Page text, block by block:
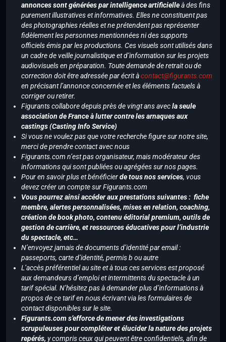
annonces sont générées par intelligence artificielleà des fins
purement illustratives et informatives. Elles ne constituent pas
des photographies réelles et ne prétendent pas représenter
fidèlement les personnes mentionnées ni des supports
officiels émis par les productions. Ces visuels sont utilisés dans
un cadre de veille journalistique et d’information sur les projets
audiovisuels en préparation. Toute demande de retrait ou de
correction doit être adressée par écrit àcontact@figurants.com
en précisant l’annonce concernée et les éléments factuels à
corriger ou retirer.
Figurants collabore depuis près de vingt ans avecla seule
association de France à lutter contre les arnaques aux
castings (Casting Info Service)
Si vous ne voulez pas que votre recherche figure sur notre site,
merci de prendre contact avec nous
Figurants.com n’est pas organisateur, mais modérateur des
informations qui sont publiées ou agrégées sur nos pages.
Pour en savoir plus et bénéficierde tous nos services, vous
devez créer un compte sur Figurants.com
Vous pourrez ainsi accéder aux prestations suivantes : fiche
membre, alertes personnalisées, mises en relation, coaching,
création de book photo, contenu éditorial premium, outils de
gestion de carrière, et ressources éducatives pour l’industrie
du spectacle, etc…
N’envoyez jamais de documents d’identité par email :
passeports, carte d’identité, permis b ou autre
L’accès préférentiel au site et à tous ces services est proposé
aux demandeurs d’emploi et intermittents du spectacle à un
tarif spécial. N’hésitez pas à demander plus d’informations à
propos de ce tarif en nous écrivant via les formulaires de
contact disponibles sur le site.
Figurants.com s’efforce de mener des investigations
scrupuleuses pour compléter et élucider la nature des projets
repérés, y compris ceux qui peuvent être confidentiels, afin de